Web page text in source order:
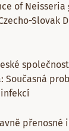
of Neisseria
Slovak
Současná
přenosné